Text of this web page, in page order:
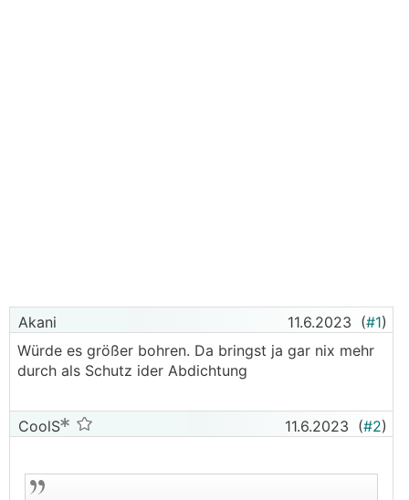
Akani 11.6.2023 (#1)
Würde es größer bohren. Da bringst ja gar nix mehr
durch als Schutz ider Abdichtung
CoolS 11.6.2023 (#2)